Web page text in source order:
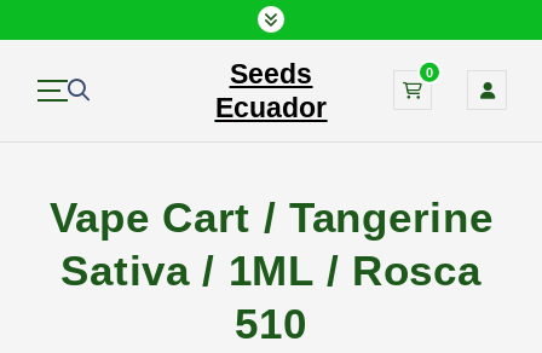
a
Seeds
Ecuador
0
Vape Cart / Tangerine
Sativa / 1ML / Rosca
510